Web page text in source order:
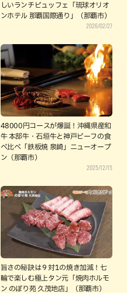
しいランチビュッフェ「琉球オリオ
ンホテル 那覇国際通り」（那覇市）
2026/02/27
48000円コースが爆誕！沖縄県産和
牛 本部牛・石垣牛と神戸ビーフの食
べ比べ「鉄板焼 泉崎」ニューオープ
ン（那覇市）
2025/12/15
旨さの秘訣は９対1の焼き加減！七
輪で楽しむ極上タン元「焼肉ホルモ
ン のぼり苑 久茂地店」（那覇市）